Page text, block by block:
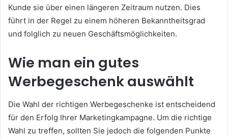
Kunde sie über einen längeren Zeitraum nutzen. Dies
führt in der Regel zu einem höheren Bekanntheitsgrad
und folglich zu neuen Geschäftsmöglichkeiten.
Wie man ein gutes
Werbegeschenk auswählt
Die Wahl der richtigen Werbegeschenke ist entscheidend
für den Erfolg Ihrer Marketingkampagne. Um die richtige
Wahl zu treffen, sollten Sie jedoch die folgenden Punkte